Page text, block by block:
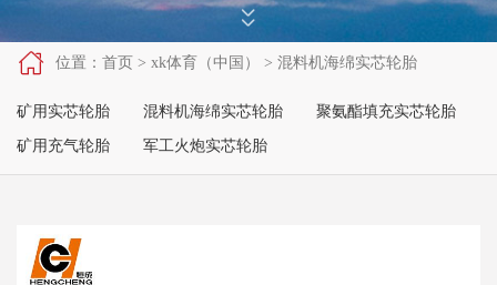


 位置： 首页 > xk体育（中国） > 混料机海绵实芯轮胎
矿用实芯轮胎 混料机海绵实芯轮胎 聚氨酯填充实芯轮胎
矿用充气轮胎 军工火炮实芯轮胎